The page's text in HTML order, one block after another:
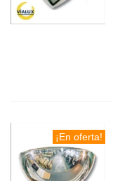
¡En oferta!